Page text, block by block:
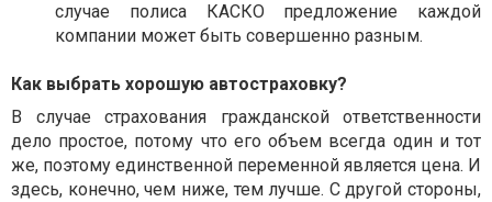
случае полиса КАСКО предложение каждой
компании может быть совершенно разным.
Как выбрать хорошую автостраховку?
В случае страхования гражданской ответственности
дело простое, потому что его объем всегда один и тот
же, поэтому единственной переменной является цена. И
здесь, конечно, чем ниже, тем лучше. С другой стороны,